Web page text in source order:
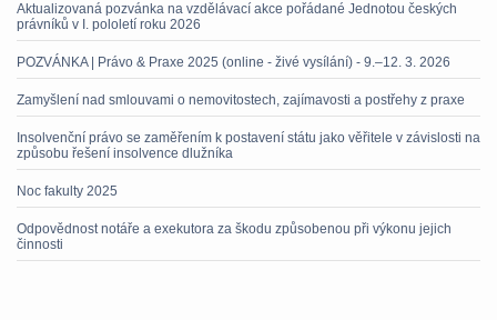
Aktualizovaná pozvánka na vzdělávací akce pořádané Jednotou českých
právníků v I. pololetí roku 2026
POZVÁNKA | Právo & Praxe 2025 (online - živé vysílání) - 9.–12. 3. 2026
Zamyšlení nad smlouvami o nemovitostech, zajímavosti a postřehy z praxe
Insolvenční právo se zaměřením k postavení státu jako věřitele v závislosti na
způsobu řešení insolvence dlužníka
Noc fakulty 2025
Odpovědnost notáře a exekutora za škodu způsobenou při výkonu jejich
činnosti